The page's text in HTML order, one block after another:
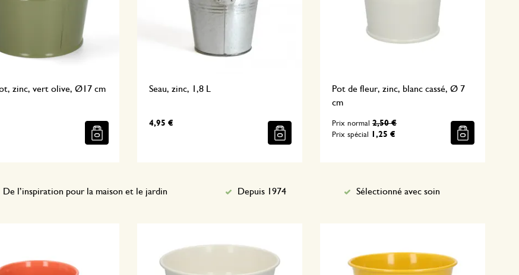
zinc, vert olive, Ø17 cm Seau, zinc, 1,8 L
4,95 €
Pot de fleur, zinc, blanc cassé, Ø 7
cm
Prix spécial 1,25 €
Prix normal 2,50 €
De l’inspiration pour la maison et le jardin Depuis 1974 Sélectionné avec soin